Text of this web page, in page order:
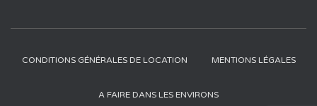
CONDITIONS GÉNÉRALES DE LOCATION MENTIONS LÉGALES
A FAIRE DANS LES ENVIRONS